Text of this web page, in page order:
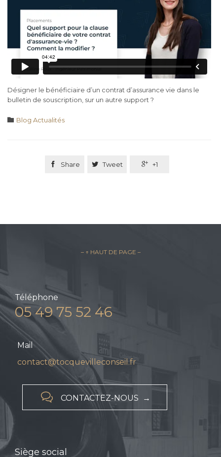
Désigner le bénéficiaire d’un contrat d’assurance vie dans le
bulletin de souscription, sur un autre support ?
 Category
Blog Actualités
 Share  Tweet  +1
– ↑ HAUT DE PAGE –
Téléphone
05 49 75 52 46
Mail
contact@tocquevilleconseil.fr
 CONTACTEZ-NOUS →
Siège social